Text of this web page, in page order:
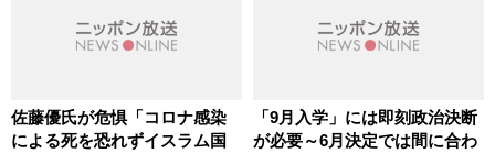
佐藤優氏が危惧「コロナ感染
による死を恐れずイスラム国
「9月入学」には即刻政治決断
が必要～6月決定では間に合わ